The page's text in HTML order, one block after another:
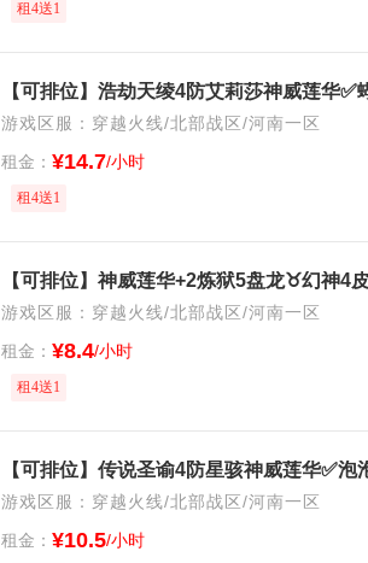
租4送1
游戏区服：穿越火线/北部战区/河南一区
租金： ¥14.7/小时
租4送1
游戏区服：穿越火线/北部战区/河南一区
租金： ¥8.4/小时
租4送1
游戏区服：穿越火线/北部战区/河南一区
租金： ¥10.5/小时